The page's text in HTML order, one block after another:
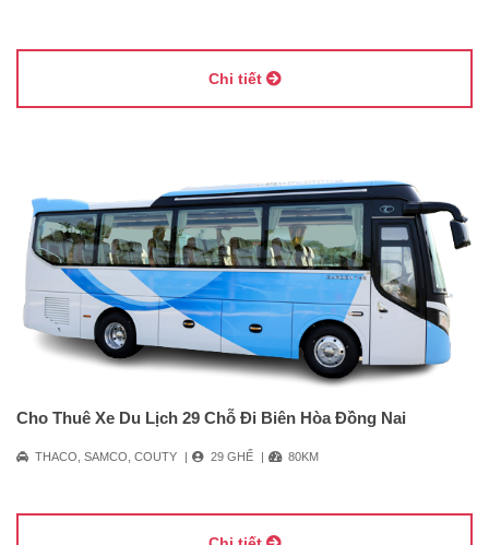
Chi tiết
Cho Thuê Xe Du Lịch 29 Chỗ Đi Biên Hòa Đồng Nai
THACO, SAMCO, COUTY 29 GHẾ 80KM